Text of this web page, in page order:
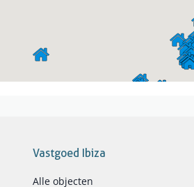
Vastgoed Ibiza
Alle objecten